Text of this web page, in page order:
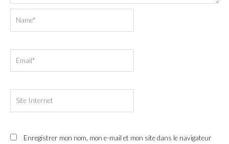
Internet
Enregistrer mon nom, mon e-mail et mon site dans le navigateur